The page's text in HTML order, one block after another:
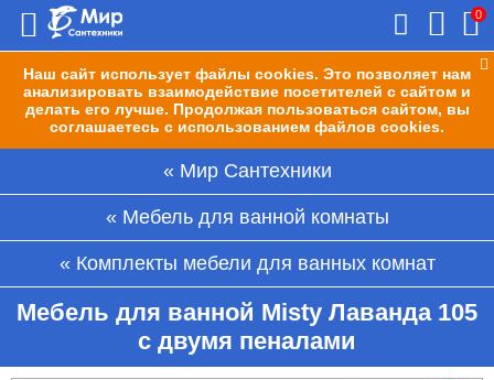
Наш сайт использует файлы cookies. Это позволяет нам
анализировать взаимодействие посетителей с сайтом и
делать его лучше. Продолжая пользоваться сайтом, вы
соглашаетесь с использованием файлов cookies.
0
Мир Сантехники
Мебель для ванной комнаты
Комплекты мебели для ванных комнат
Мебель для ванной Misty Лаванда 105
с двумя пеналами